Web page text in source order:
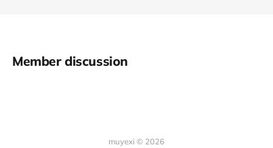
Member discussion
muyexi © 2026